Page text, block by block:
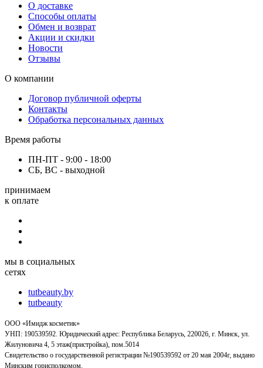
О доставке
Способы оплаты
Обмен и возврат
Акции и скидки
Новости
Отзывы
О компании
Договор публичной оферты
Контакты
Обработка персональных данных
Время работы
ПН-ПТ - 9:00 - 18:00
СБ, ВС - выходной
принимаем
к оплате
мы в социальных
сетях
tutbeauty.by
tutbeauty
ООО «Имидж косметик»
УНП: 190539592. Юридический адрес: Республика Беларусь, 220026, г. Минск, ул.
Жилуновича 4, 5 этаж(пристройка), пом.5014
Свидетельство о государственной регистрации №190539592 от 20 мая 2004г, выдано
Минским горисполкомом.